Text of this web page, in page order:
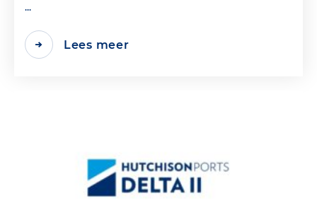
...
Lees meer